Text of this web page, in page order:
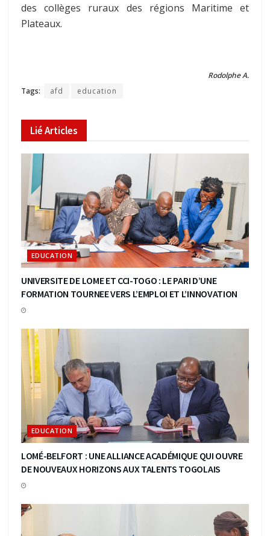
des collèges ruraux des régions Maritime et
Plateaux.
Rodolphe A.
Tags:
afd education
LiéArticles
EDUCATION
UNIVERSITE DE LOME ET CCI-TOGO : LE PARI D’UNE
FORMATION TOURNEE VERS L’EMPLOI ET L’INNOVATION
EDUCATION
LOMÉ-BELFORT : UNE ALLIANCE ACADÉMIQUE QUI OUVRE
DE NOUVEAUX HORIZONS AUX TALENTS TOGOLAIS